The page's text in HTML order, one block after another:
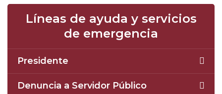
Líneas de ayuda y servicios
de emergencia
Presidente
Denuncia a Servidor Público